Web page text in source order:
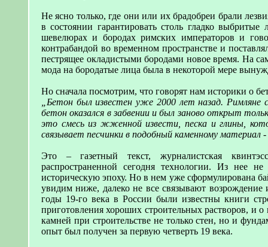
Не ясно только, где они или их брадобреи брали
в состоянии гарантировать столь гладко
шевелюрах и бородах римских императоров и
контрабандой во временном пространстве и
пестрящее окладистыми бородами новое время. На
мода на бородатые лица была в некоторой мере
Но сначала посмотрим, что говорят нам историки о
„Бетон был известен уже 2000 лет назад. Римляне
бетон оказался в забвении и был заново открыт
это смесь из жженной извести, песка и глины,
связывает песчинки в подобный каменному материал
Это – газетный текст, журналистская
распространенной сегодня технологии. Из нее
историческую эпоху. Но в нем уже сформулирована
увидим ниже, далеко не все связывают
годы 19-го века в России были известны книги
приготовления хороших строительных растворов, и
камней при строительстве не только стен, но и
опыт был получен за первую четверть 19 века.